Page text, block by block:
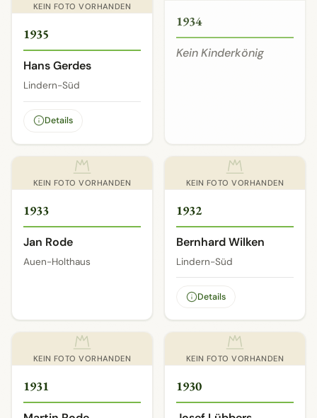
KEIN FOTO VORHANDEN
1935
Hans Gerdes
Lindern-Süd
Details
1934
Kein Kinderkönig
KEIN FOTO VORHANDEN
1933
Jan Rode
Auen-Holthaus
KEIN FOTO VORHANDEN
1932
Bernhard Wilken
Lindern-Süd
Details
KEIN FOTO VORHANDEN
1931
KEIN FOTO VORHANDEN
1930